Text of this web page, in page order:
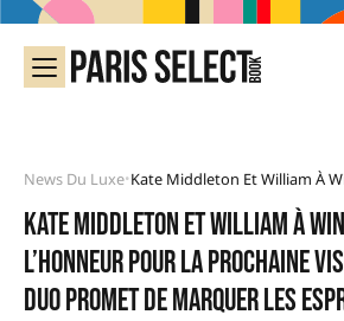
News Du Luxe•
Kate Middleton et William à
l’honneur pour la prochaine
duo promet de marquer les